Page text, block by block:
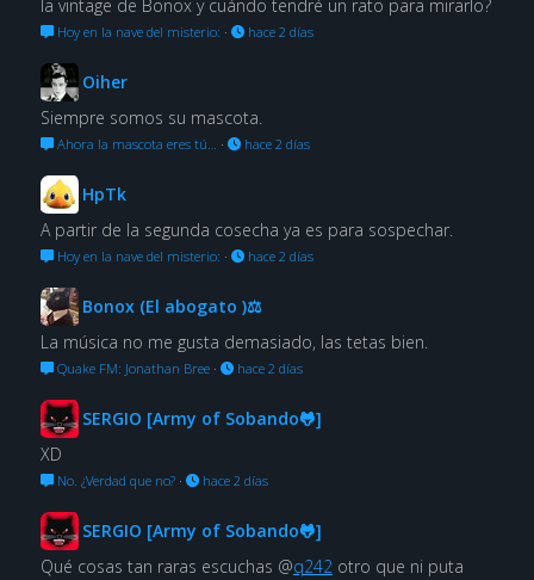
la vintage de Bonox y cuándo tendré un rato para mirarlo?
Hoy en la nave del misterio: · hace 2 días
Oiher
Siempre somos su mascota.
Ahora la mascota eres tú… · hace 2 días
HpTk
A partir de la segunda cosecha ya es para sospechar.
Hoy en la nave del misterio: · hace 2 días
Bonox (El abogato )⚖
La música no me gusta demasiado, las tetas bien.
Quake FM: Jonathan Bree· hace 2 días
SERGIO [Army of Sobando🐸]
XD
No. ¿Verdad que no?· hace 2 días
SERGIO [Army of Sobando🐸]
Qué cosas tan raras escuchas @q242otro que ni puta